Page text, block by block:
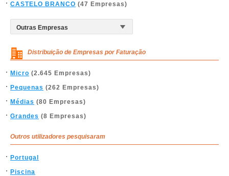
CASTELO BRANCO (47 Empresas)
Distribuição de Empresas por Faturação
Micro (2.645 Empresas)
Pequenas (262 Empresas)
Médias (80 Empresas)
Grandes (8 Empresas)
Outros utilizadores pesquisaram
Portugal
Piscina